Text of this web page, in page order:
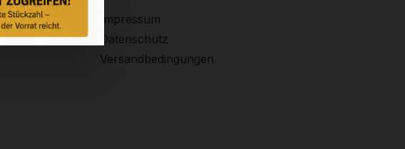
Impressum
Datenschutz
Versandbedingungen